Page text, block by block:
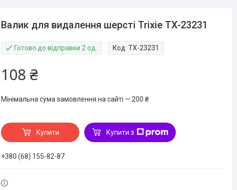
Валик для видалення шерсті Trixie TX-23231
Готово до відправки 2 од. Код:ТХ-23231
108 ₴
Мінімальна сума замовлення на сайті — 200 ₴
Купити Купити з
+380 (68) 155-82-87